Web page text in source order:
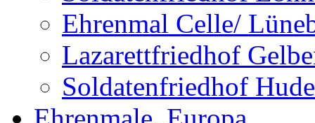
Ehrenmal Celle/
Lazarettfriedhof
Soldatenfriedhof